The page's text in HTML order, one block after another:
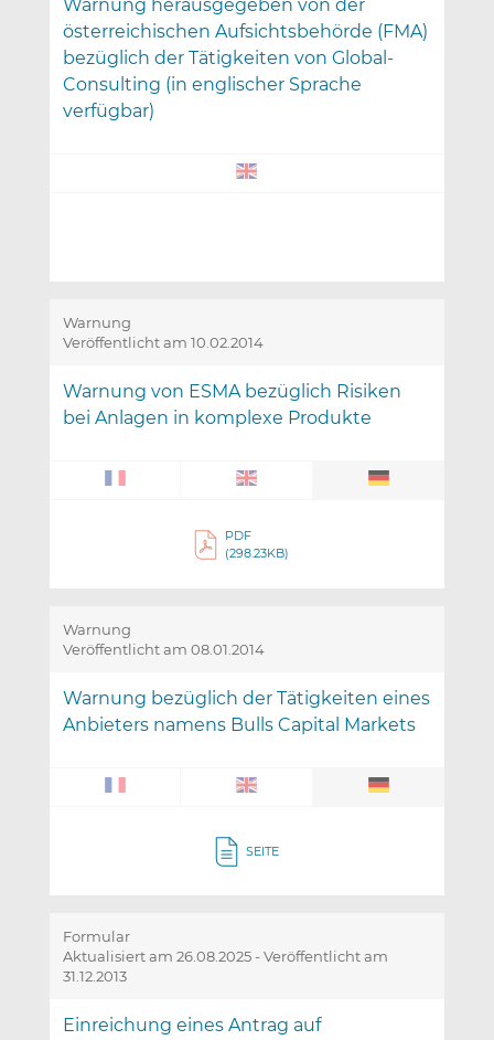
Warnung herausgegeben von der
österreichischen Aufsichtsbehörde (FMA)
bezüglich der Tätigkeiten von Global-
Consulting (in englischer Sprache
verfügbar)
Warnung
Veröffentlicht am 10.02.2014
Warnung von ESMA bezüglich Risiken
bei Anlagen in komplexe Produkte
PDF
(298.23KB)
Warnung
Veröffentlicht am 08.01.2014
Warnung bezüglich der Tätigkeiten eines
Anbieters namens Bulls Capital Markets
SEITE
Formular
Aktualisiert am 26.08.2025 - Veröffentlicht am
31.12.2013
Einreichung eines Antrag auf